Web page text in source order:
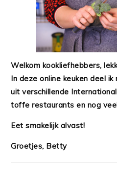
Welkom kookliefhebbers,
In deze online keuken deel
uit verschillende
toffe restaurants en nog
Eet smakelijk alvast!
Groetjes, Betty